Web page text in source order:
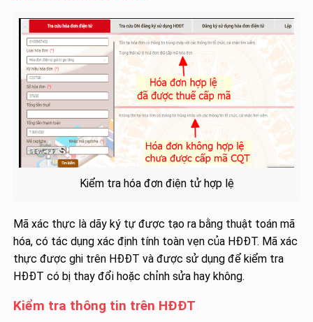
Kiểm tra hóa đơn điện tử hợp lệ
Mã xác thực là dãy ký tự được tạo ra bằng thuật toán mã
hóa, có tác dụng xác định tính toàn vẹn của HĐĐT. Mã xác
thực được ghi trên HĐĐT và được sử dụng để kiểm tra
HĐĐT có bị thay đổi hoặc chỉnh sửa hay không.
Kiểm tra thông tin trên HĐĐT